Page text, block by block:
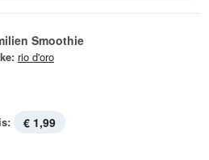
Smoothie
rio d'oro
€ 1,99